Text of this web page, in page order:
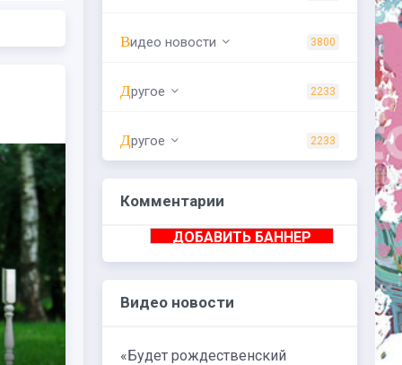
Видео новости 3800
Другое 2233
Другое 2233
Комментарии
ДОБАВИТЬ БАННЕР
Видео новости
«Будет рождественский